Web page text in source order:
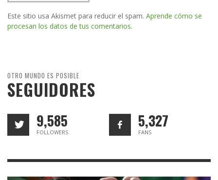
Este sitio usa Akismet para reducir el spam. Aprende cómo se
procesan los datos de tus comentarios.
OTRO MUNDO ES POSIBLE
SEGUIDORES
9,585
FOLLOWERS
5,327
FANS